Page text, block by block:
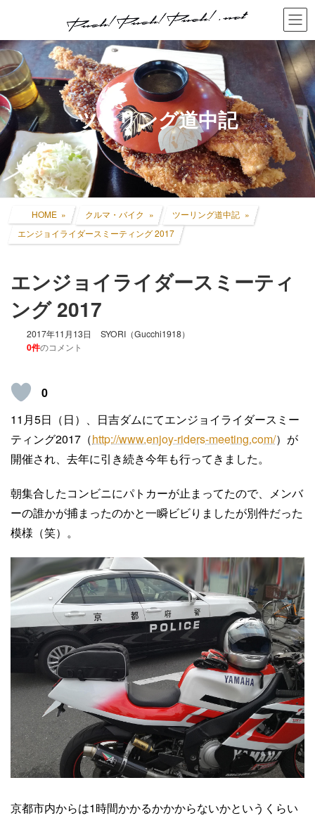
ン
ツ
へ
ス
キ
ッ
プ
ー
シ
ョ
ン
に
移
動
ツーリング道中記
HOME クルマ・バイク
ツーリング道中記
エンジョイライダースミーティング 2017
エンジョイライダースミーティ
ング 2017
2017年11月13日 SYORI（Gucchi1918）
0件のコメント
0
11月5日（日）、日吉ダムにてエンジョイライダースミー
ティング2017（http://www.enjoy-riders-meeting.com/）が
開催され、去年に引き続き今年も行ってきました。
朝集合したコンビニにパトカーが止まってたので、メンバ
ーの誰かが捕まったのかと一瞬ビビりましたが別件だった
模様（笑）。
京都市内からは1時間かかるかかからないかというくらい